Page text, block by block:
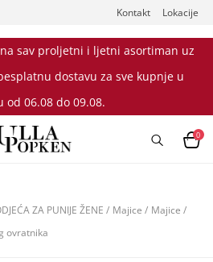
Kontakt Lokacije
sav proljetni i ljetni asortiman uz
dostavu za sve kupnje u
od 06.08 do 09.08.
0
ZA PUNIJE ŽENE / Majice / Majice /
ovratnika